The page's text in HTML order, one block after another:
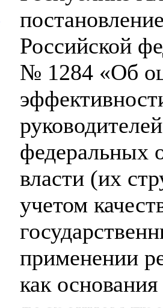
Российской
№ 1284 «Об
федеральных
власти (их
учетом
применении
как